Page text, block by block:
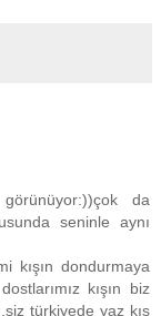
da
seninle aynı
kışın dondurmaya
kışın biz
türkiyede yaz kış